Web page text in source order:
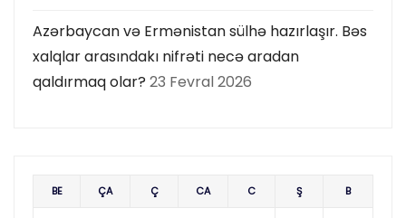
Azərbaycan və Ermənistan sülhə hazırlaşır. Bəs
xalqlar arasındakı nifrəti necə aradan
qaldırmaq olar? 23 Fevral 2026
BE ÇA Ç CA C Ş B